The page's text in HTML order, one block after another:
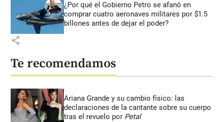
¿Por qué el Gobierno Petro se afanó en
comprar cuatro aeronaves militares por $1.5
billones antes de dejar el poder?
share
Te recomendamos
Ariana Grande y su cambio físico: las
declaraciones de la cantante sobre su cuerpo
tras el revuelo por Petal